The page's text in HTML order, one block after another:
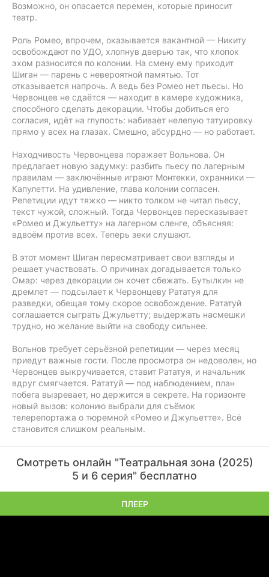
Возможно, он опасается перемен, которые приносит
театр.
Роль Ромео, впрочем, оказывается вакантной — Никиту
освобождают по УДО, хлопнув дверью так, что хлопок
эхом разносится по колонии. На смену ему приходит
Шиган — парень с невероятной памятью. Тот
отказывается напрочь. А ведь без Ромео нет пьесы. Но
Червонцев не сдаётся — находит в камере художника,
способного сделать декорации. Чтобы добиться его
согласия, идёт на глупость: набивает нелепую татуировку
прямо у всех на глазах. Смешно, абсурдно — но работает.
Находчивость Червонцева поражает Вольнова. Он
предлагает новую задумку: разбить пьесу по лагерным
правилам — заключённые играют Монтекки, охранники —
Капулетти. На удивление, глава колонии согласен.
Репетиции идут тяжко — никто толком не читал пьесу,
текст чужой, сложный. Тогда Червонцев пересказывает
«Ромео и Джульетту» на лагерном сленге, объясняя:
вдвоём против всех. Теперь зеки слушают.
В этот момент Шиган пересматривает свои взгляды и
решает участвовать. О причинах догадывается только
Омар: через декорации он хочет сбежать. Бутылкин не
дремлет — подсылает к Червонцеву Рататуя для
разведки, обещая тому скорое освобождение. Рататуй
соглашается сыграть Джульетту; выдержать насмешки
трудно, но желание выйти на свободу сильнее.
Вольнов требует серьёзной репетиции — через месяц
приедут важные гости. После просмотра он недоволен, но
Червонцев выкручивается, ставит Рататуя, и начальник
вдруг смягчается. Рататуй — под наблюдением, план
побега вызревает, но держится в секрете. На горизонте
новый вызов: колонию выбрали для съёмок
телерепортажа о тюремной «Ромео и Джульетте». Всё
становится слишком реальным.
Смотреть онлайн "Театральная зона (2025)
5 и 6 серия" бесплатно
ПЛЕЕР